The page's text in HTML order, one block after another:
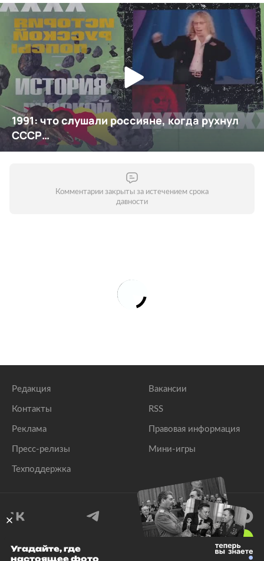
Комментарии закрыты за истечением срока
давности
Редакция
Контакты
Реклама
Пресс-релизы
Техподдержка
Вакансии
RSS
Правовая информация
Мини-игры
© 1999–2026 Все права защищены.
Угадайте, где
настоящее фото